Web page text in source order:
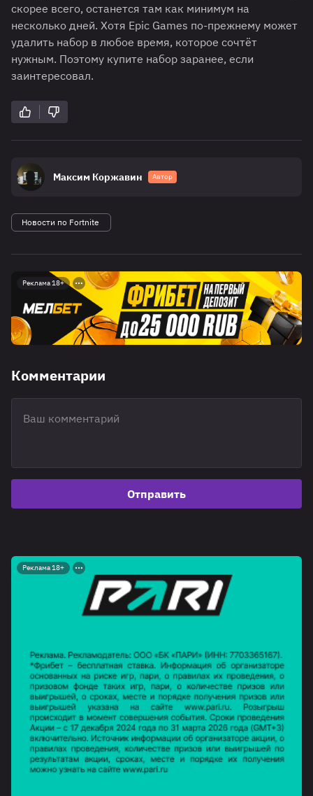
скорее всего, останется там как минимум на
несколько дней. Хотя Epic Games по-прежнему может
удалить набор в любое время, которое сочтёт
нужным. Поэтому купите набор заранее, если
заинтересовал.
Максим Коржавин Автор
Новости по Fortnite
Реклама 18+
Комментарии
Отправить
Реклама 18+